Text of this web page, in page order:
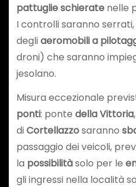
pattuglie schieratenelle
I controlli saranno serrati,
degliaeromobili a
droni) che saranno
jesolano.
Misura eccezionale
ponti: ponte della Vittoria
diCortellazzosaranno
passaggio dei veicoli,
la possibilitàsolo per le
gli ingressi nella località